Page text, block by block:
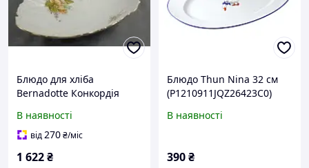
Блюдо для хліба
Bernadotte Конкордія
В наявності
від270₴/міс
1 622₴
Блюдо Thun Nina 32 см
(P1210911JQZ26423C0)
В наявності
390₴